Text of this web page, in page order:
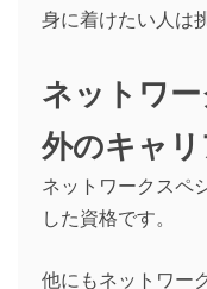
身に着けたい人は
ネットワ
外のキャ
ネットワークスペ
した資格です。
他にもネットワー